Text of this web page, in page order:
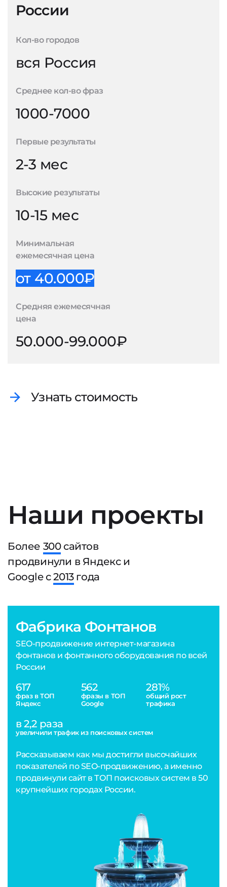
России
Кол-во городов
вся Россия
Среднее кол-во фраз
1000-7000
Первые результаты
2-3 мес
Высокие результаты
10-15 мес
Минимальная
ежемесячная цена
от 40.000₽
Средняя ежемесячная
цена
50.000-99.000₽
Узнать стоимость
Наши проекты
Более 300сайтов
продвинули в Яндекс и
Google с2013года
Фабрика Фонтанов
SEO-продвижение интернет-магазина
фонтанов и фонтанного оборудования по всей
России
617
фраз в ТОП
Яндекс
562
фразы в ТОП
Google
281%
общий рост
трафика
в 2,2 раза
увеличили трафик из поисковых систем
Рассказываем как мы достигли высочайших
показателей по SEO-продвижению, а именно
продвинули сайт в ТОП поисковых систем в 50
крупнейших городах России.